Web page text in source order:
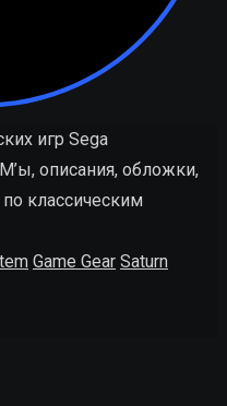
игр Sega
описания, обложки,
классическим
Game Gear Saturn